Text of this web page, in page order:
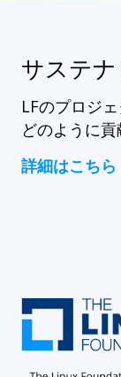
サステ
LFのプロジ
どのように貢
詳細はこちら